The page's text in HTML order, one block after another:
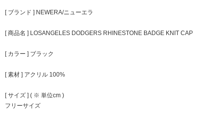
[ ブランド ] NEWERA/ニューエラ
[ 商品名 ] LOSANGELES DODGERS RHINESTONE BADGE KNIT CAP
[ カラー ] ブラック
[ 素材 ] アクリル 100%
[ サイズ ] ( ※ 単位cm )
フリーサイズ